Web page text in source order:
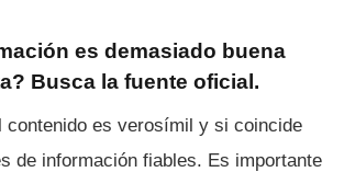
es demasiado buena
Busca la fuente oficial.
contenido es verosímil y si coincide
de información fiables. Es importante